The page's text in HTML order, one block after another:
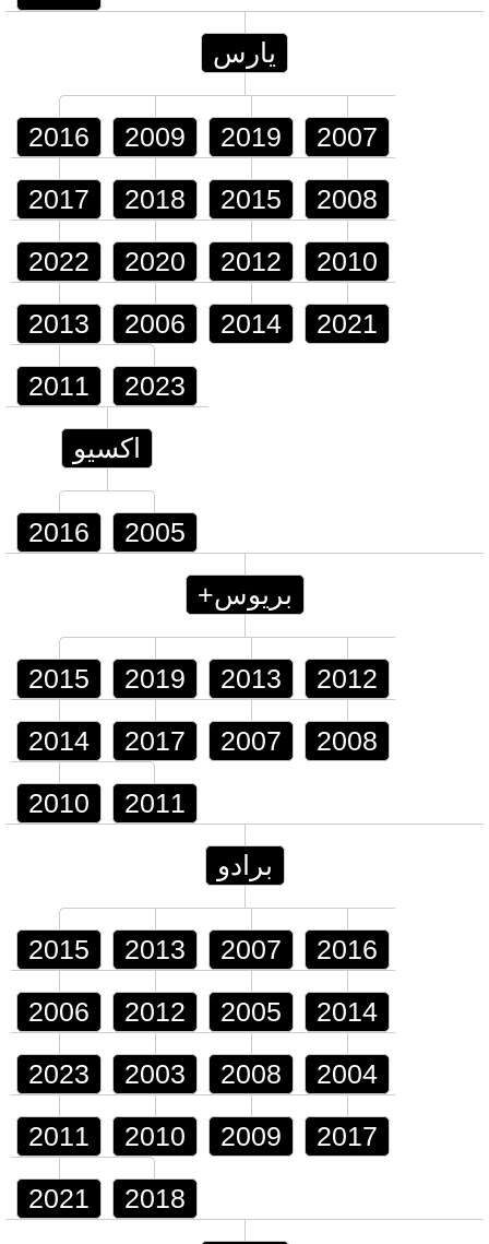
يارس
2016 2009 2019 2007
2017 2018 2015 2008
2022 2020 2012 2010
2013 2006 2014 2021
2011 2023
اكسيو
2016 2005
بريوس+
2015 2019 2013 2012
2014 2017 2007 2008
2010 2011
برادو
2015 2013 2007 2016
2006 2012 2005 2014
2023 2003 2008 2004
2011 2010 2009 2017
2021 2018